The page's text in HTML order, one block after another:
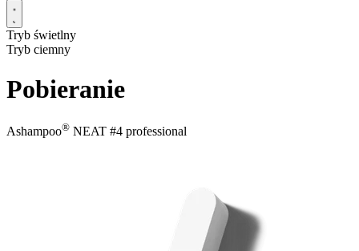
Tryb świetlny
Tryb ciemny
Pobieranie
Ashampoo® NEAT #4 professional